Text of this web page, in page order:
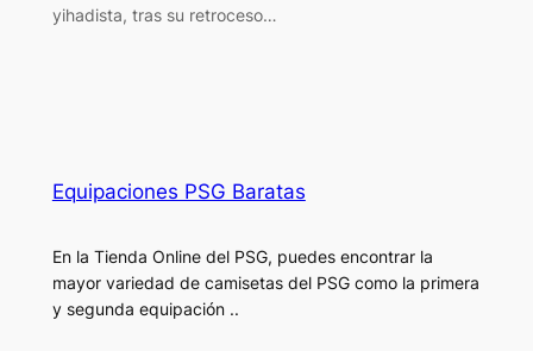
yihadista, tras su retroceso…
Equipaciones PSG Baratas
En la Tienda Online del PSG, puedes encontrar la
mayor variedad de camisetas del PSG como la primera
y segunda equipación ..